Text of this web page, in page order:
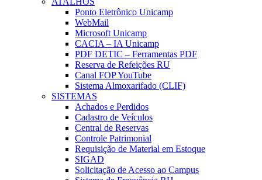
Ponto Eletrônico Unicamp
WebMail
Microsoft Unicamp
CACIA – IA Unicamp
PDF DETIC – Ferramentas PDF
Reserva de Refeições RU
Canal FOP YouTube
Sistema Almoxarifado (CLIF)
SISTEMAS
Achados e Perdidos
Cadastro de Veículos
Central de Reservas
Controle Patrimonial
Requisição de Material em Estoque
SIGAD
Solicitação de Acesso ao Campus